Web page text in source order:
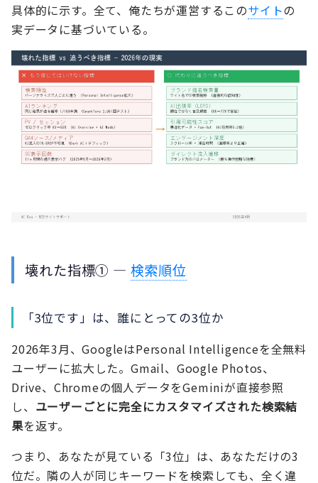
具体的に示す。全て、俺たちが運営するこのサイトの
実データに基づいている。
壊れた指標① — 検索順位
「3位です」は、誰にとっての3位か
2026年3月、GoogleはPersonal Intelligenceを全無料
ユーザーに拡大した。Gmail、Google Photos、
Drive、Chromeの個人データをGeminiが直接参照
し、 ユーザーごとに完全にカスタマイズされた検索結
果を返す。
つまり、あなたが見ている「3位」は、あなただけの3
位だ。隣の人が同じキーワードを検索しても、全く違